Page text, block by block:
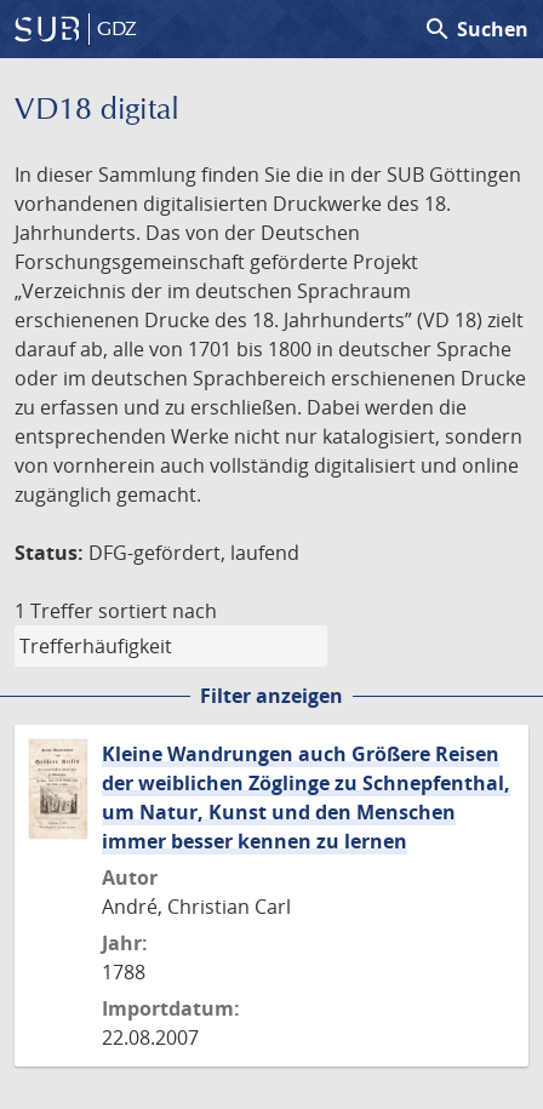
GDZ search Suchen
VD18 digital
In dieser Sammlung finden Sie die in der SUB Göttingen
vorhandenen digitalisierten Druckwerke des 18.
Jahrhunderts. Das von der Deutschen
Forschungsgemeinschaft geförderte Projekt
„Verzeichnis der im deutschen Sprachraum
erschienenen Drucke des 18. Jahrhunderts” (VD 18) zielt
darauf ab, alle von 1701 bis 1800 in deutscher Sprache
oder im deutschen Sprachbereich erschienenen Drucke
zu erfassen und zu erschließen. Dabei werden die
entsprechenden Werke nicht nur katalogisiert, sondern
von vornherein auch vollständig digitalisiert und online
zugänglich gemacht.
Status: DFG-gefördert, laufend
1 Treffer sortiert nach
Filter anzeigen
Kleine Wandrungen auch Größere Reisen
der weiblichen Zöglinge zu Schnepfenthal,
um Natur, Kunst und den Menschen
immer besser kennen zu lernen
Autor
André, Christian Carl
Jahr:
1788
Importdatum:
22.08.2007